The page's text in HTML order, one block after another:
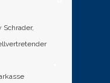
Schrader,